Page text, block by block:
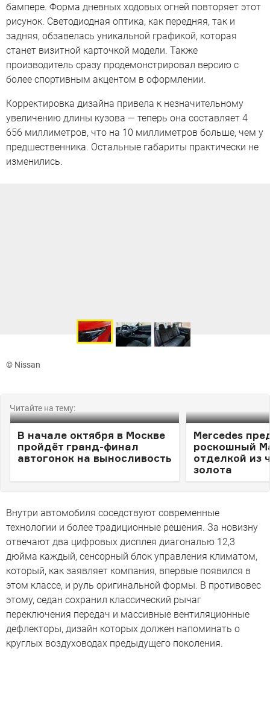
бампере. Форма дневных ходовых огней повторяет этот
рисунок. Светодиодная оптика, как передняя, так и
задняя, обзавелась уникальной графикой, которая
станет визитной карточкой модели. Также
производитель сразу продемонстрировал версию с
более спортивным акцентом в оформлении.
Корректировка дизайна привела к незначительному
увеличению длины кузова — теперь она составляет 4
656 миллиметров, что на 10 миллиметров больше, чем у
предшественника. Остальные габариты практически не
изменились.
© Nissan
Читайте на тему:
В начале октября в Москве
пройдёт гранд-финал
автогонок на выносливость
Mercedes
роскошный
отделкой из
золота
Внутри автомобиля соседствуют современные
технологии и более традиционные решения. За новизну
отвечают два цифровых дисплея диагональю 12,3
дюйма каждый, сенсорный блок управления климатом,
который, как заявляет компания, впервые появился в
этом классе, и руль оригинальной формы. В противовес
этому, седан сохранил классический рычаг
переключения передач и массивные вентиляционные
дефлекторы, дизайн которых должен напоминать о
круглых воздуховодах предыдущего поколения.